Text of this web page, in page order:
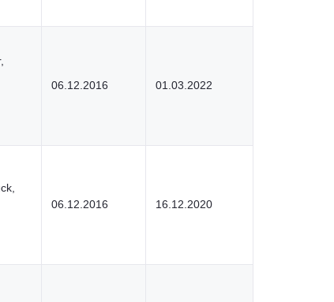
06.12.2016 01.03.2022
06.12.2016 16.12.2020